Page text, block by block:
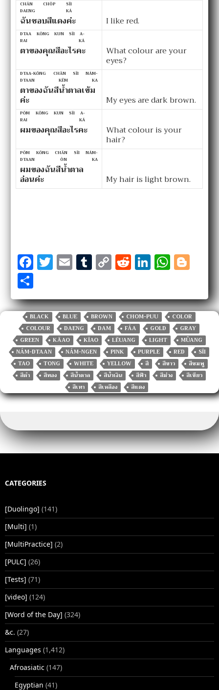
ฉันชอบสีแดงค่ะ
CHĂN CHÔP SĬI
DAENG KÁ
I like red.
ตาของคุณสีอะไรคะ
DTAA KŎNG KUN SĬI A-
RAI KÁ
What colour are your
eyes?
ตาของฉันสีน้ำตาลเข้ม
ค่ะ
DTAA-KŎNG CHĂN SĬI NÁM-
DTAAN KÊM KA
My eyes are dark brown.
ผมของคุณสีอะไรคะ
PŎM KŎNG KUN SĬI A-
RAI KÁ
What colour is your
hair?
ผมของฉันสีน้ำตาล
อ่อนค่ะ
PŎM KŎNG CHĂN SĬI NÁM-
DTAAN ÒN KA
My hair is light brown.
F
a
c
e
b
o
o
k
T
w
it
te
r
E
m
ai
l
T
u
m
bl
r
C
o
p
y
Li
n
k
R
e
d
di
t
Li
n
k
e
dI
n
W
h
at
s
A
p
p
g
g
er
h
ar
e
BLACK BLUE BROWN CHOM-PUU
COLOR
COLOUR
DAENG DAM FÁA GOLD
GRAY
GREEN
KĂAO KĬAO LĔUANG LIGHT
MÛANG
NÁM-DTAAN
NÁM-NGEN PINK PURPLE RED
SĬI
TAO
TONG WHITE YELLOW สี สีขาว
สีชมพู
สีดำ
สีทอง สีน้ำตาล สีน้ำเงิน สีฟ้า สีม่วง
สีเขียว
สีเทา
สีเหลือง สีแดง
CATEGORIES
[Duolingo] (141)
[Multi] (1)
[MultiPractice] (2)
[PULC] (26)
[Tests] (71)
[video] (124)
[Word of the Day] (324)
&c. (27)
Languages (1,412)
Afroasiatic (147)
Egyptian (41)